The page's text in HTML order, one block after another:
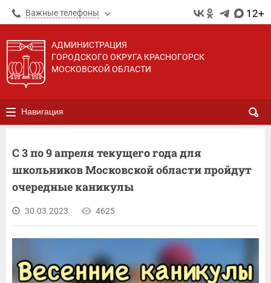
Важные телефоны 12+
АДМИНИСТРАЦИЯ
ГОРОДСКОГО ОКРУГА КРАСНОГОРСК
МОСКОВСКОЙ ОБЛАСТИ
Навигация
С 3 по 9 апреля текущего года для
школьников Московской области пройдут
очередные каникулы
30.03.2023 4625